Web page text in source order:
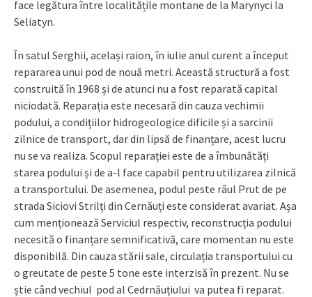
face legătura între localitățile montane de la Marynyci la
Seliatyn.
În satul Serghii, același raion, în iulie anul curent a început
repararea unui pod de nouă metri. Această structură a fost
construită în 1968 și de atunci nu a fost reparată capital
niciodată. Reparația este necesară din cauza vechimii
podului, a condițiilor hidrogeologice dificile și a sarcinii
zilnice de transport, dar din lipsă de finanțare, acest lucru
nu se va realiza. Scopul reparației este de a îmbunătăți
starea podului și de a-l face capabil pentru utilizarea zilnică
a transportului. De asemenea, podul peste râul Prut de pe
strada Siciovi Strilți din Cernăuți este considerat avariat. Așa
cum menționează Serviciul respectiv, reconstrucția podului
necesită o finanțare semnificativă, care momentan nu este
disponibilă. Din cauza stării sale, circulația transportului cu
o greutate de peste 5 tone este interzisă în prezent. Nu se
știe când vechiul pod al Cedrnăuțiului va putea fi reparat.